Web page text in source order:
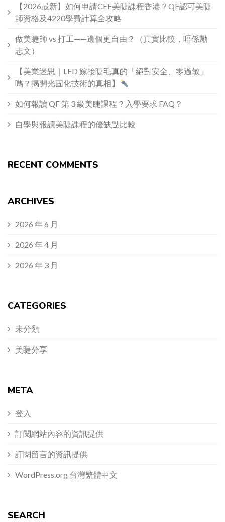
【2026最新】如何申請CEF美睫課程香港？QF認可美睫
師資格及4220學費計算全攻略
做美睫師 vs 打工——邊個更自由？（真實比較，唔係勵
志文）
【美業迷思｜LED 嫁接睫毛真的「絕對安全、零過敏」
嗎？揭開光固化技術的真相】
如何報讀 QF 第 3 級美睫課程？入學要求 FAQ？
自學與報讀美睫課程的優缺點比較
RECENT COMMENTS
ARCHIVES
2026 年 6 月
2026 年 4 月
2026 年 3 月
CATEGORIES
未分類
美睫分享
META
登入
訂閱網站內容的資訊提供
訂閱留言的資訊提供
WordPress.org 台灣繁體中文
SEARCH